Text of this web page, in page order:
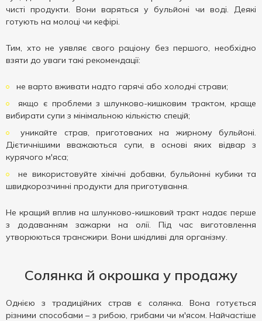
чисті продукти. Вони варяться у бульйоні чи воді. Деякі
готують на молоці чи кефірі.
Тим, хто не уявляє свого раціону без першого, необхідно
взяти до уваги такі рекомендації:
не варто вживати надто гарячі або холодні страви;
якщо є проблеми з шлунково-кишковим трактом, краще
вибирати супи з мінімальною кількістю спецій;
уникайте страв, приготованих на жирному бульйоні.
Дієтичнішими вважаються супи, в основі яких відвар з
курячого м'яса;
не використовуйте хімічні добавки, бульйонні кубики та
швидкорозчинні продукти для приготування.
Не кращий вплив на шлунково-кишковий тракт надає перше
з додаванням зажарки на олії. Під час виготовлення
утворюються трансжири. Вони шкідливі для організму.
Солянка й окрошка у продажу
Однією з традиційних страв є солянка. Вона готується
різними способами – з рибою, грибами чи м'ясом. Найчастіше